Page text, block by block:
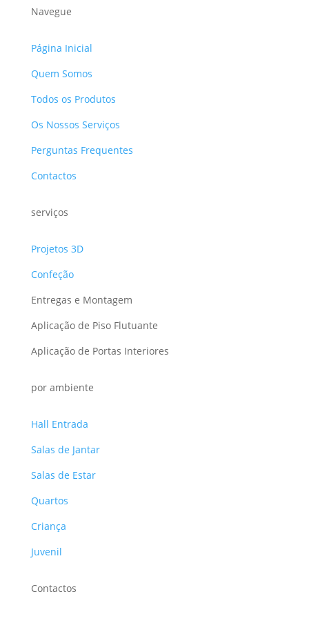
Navegue
Página Inicial
Quem Somos
Todos os Produtos
Os Nossos Serviços
Perguntas Frequentes
Contactos
serviços
Projetos 3D
Confeção
Entregas e Montagem
Aplicação de Piso Flutuante
Aplicação de Portas Interiores
por ambiente
Hall Entrada
Salas de Jantar
Salas de Estar
Quartos
Criança
Juvenil
Contactos